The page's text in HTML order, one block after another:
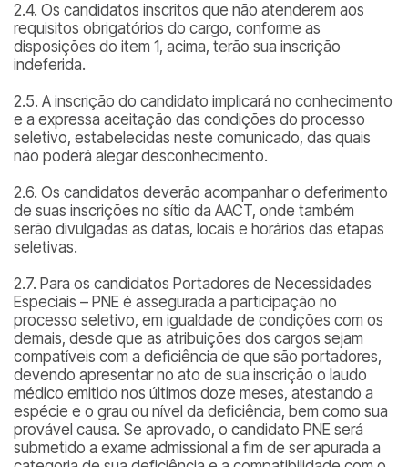
2.4. Os candidatos inscritos que não atenderem aos
requisitos obrigatórios do cargo, conforme as
disposições do item 1, acima, terão sua inscrição
indeferida.
2.5. A inscrição do candidato implicará no conhecimento
e a expressa aceitação das condições do processo
seletivo, estabelecidas neste comunicado, das quais
não poderá alegar desconhecimento.
2.6. Os candidatos deverão acompanhar o deferimento
de suas inscrições no sítio da AACT, onde também
serão divulgadas as datas, locais e horários das etapas
seletivas.
2.7. Para os candidatos Portadores de Necessidades
Especiais – PNE é assegurada a participação no
processo seletivo, em igualdade de condições com os
demais, desde que as atribuições dos cargos sejam
compatíveis com a deficiência de que são portadores,
devendo apresentar no ato de sua inscrição o laudo
médico emitido nos últimos doze meses, atestando a
espécie e o grau ou nível da deficiência, bem como sua
provável causa. Se aprovado, o candidato PNE será
submetido a exame admissional a fim de ser apurada a